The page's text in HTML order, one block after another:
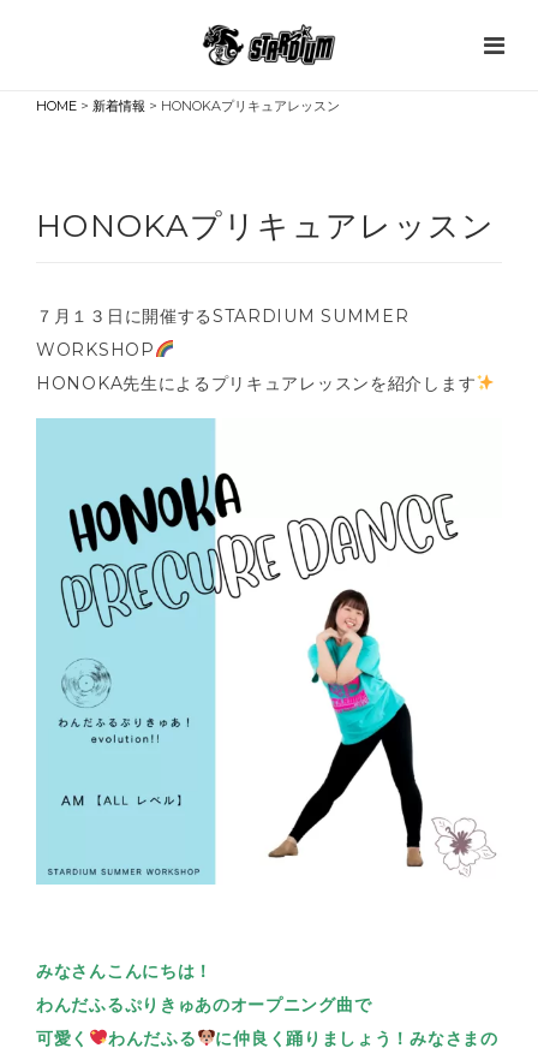
HOME > 新着情報 > HONOKAプリキュアレッスン
HONOKAプリキュアレッスン
７月１３日に開催するSTARDIUM SUMMER
WORKSHOP
HONOKA先生によるプリキュアレッスンを紹介します
みなさんこんにちは！
わんだふるぷりきゅあのオープニング曲で
可愛く
わんだふる
に仲良く踊りましょう！みなさまの